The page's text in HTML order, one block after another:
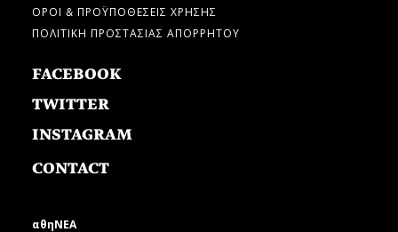
ΟΡΟΙ & ΠΡΟΫΠΟΘΕΣΕΙΣ ΧΡΗΣΗΣ
ΠΟΛΙΤΙΚΗ ΠΡΟΣΤΑΣΙΑΣ ΑΠΟΡΡΗΤΟΥ
FACEBOOK
TWITTER
INSTAGRAM
CONTACT
αθηΝΕΑ